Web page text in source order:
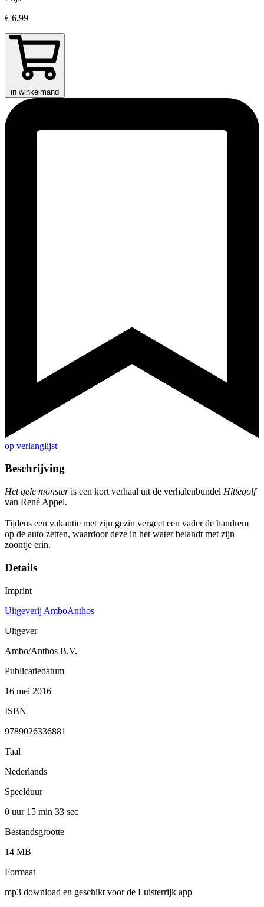
€ 6,99
in winkelmand
op verlanglijst
Beschrijving
Het gele monsteris een kort verhaal uit de verhalenbundel Hittegolf
van René Appel.
Tijdens een vakantie met zijn gezin vergeet een vader de handrem
op de auto zetten, waardoor deze in het water belandt met zijn
zoontje erin.
Details
Imprint
Uitgeverij AmboAnthos
Uitgever
Ambo/Anthos B.V.
Publicatiedatum
16 mei 2016
ISBN
9789026336881
Taal
Nederlands
Speelduur
0 uur 15 min 33 sec
Bestandsgrootte
14 MB
Formaat
mp3 download en geschikt voor de Luisterrijk app